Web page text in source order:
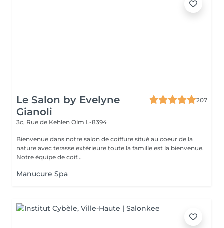
Le Salon by Evelyne
Gianoli
207
3c, Rue de Kehlen Olm L-8394
Bienvenue dans notre salon de coiffure situé au coeur de la
nature avec terasse extérieure toute la famille est la bienvenue.
Notre équipe de coif...
Manucure Spa